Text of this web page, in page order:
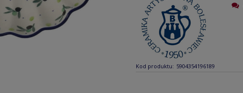
Kod produktu: 5904354196189